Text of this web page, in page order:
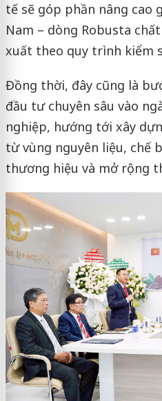
tế sẽ góp phần nâng cao
Nam – dòng Robusta
xuất theo quy trình kiểm
Đồng thời, đây cũng là
đầu tư chuyên sâu vào
nghiệp, hướng tới xây
từ vùng nguyên liệu, chế
thương hiệu và mở rộng